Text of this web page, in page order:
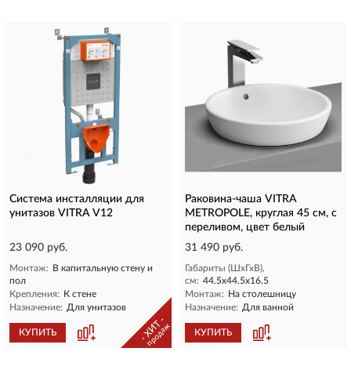
Система инсталляции для
унитазов VITRA V12
23 090 руб.
Монтаж: В капитальную стену и
пол
Крепления: К стене
Назначение: Для унитазов
КУПИТЬ - ХИТ -
продаж
Раковина-чаша VITRA
METROPOLE, круглая 45 см, c
переливом, цвет белый
31 490 руб.
Габариты (ШхГхВ),
см: 44.5х44.5х16.5
Монтаж: На столешницу
Назначение: Для ванной
КУПИТЬ